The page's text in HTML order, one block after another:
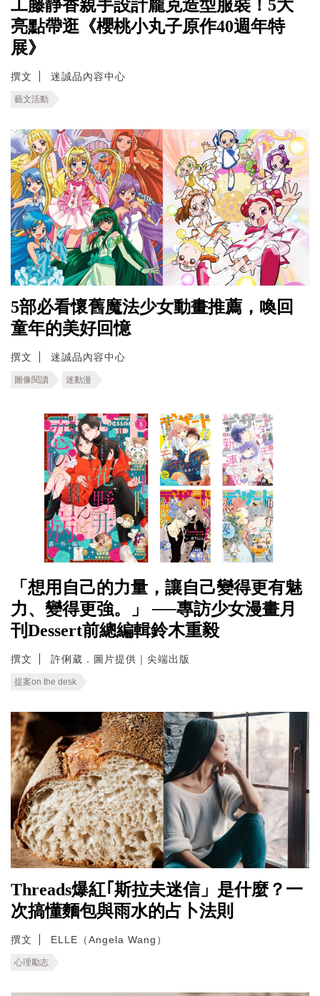
工藤靜香親手設計龐克造型服裝！5大
亮點帶逛《櫻桃小丸子原作40週年特
展》
撰文 迷誠品內容中心
藝文活動
5部必看懷舊魔法少女動畫推薦，喚回
童年的美好回憶
撰文 迷誠品內容中心
圖像閱讀 迷動漫
「想用自己的力量，讓自己變得更有魅
力、變得更強。」 ──專訪少女漫畫月
刊Dessert前總編輯鈴木重毅
撰文 許俐葳．圖片提供｜尖端出版
提案on the desk
Threads爆紅｢斯拉夫迷信」是什麼？一
次搞懂麵包與雨水的占卜法則
撰文 ELLE（Angela Wang）
心理勵志